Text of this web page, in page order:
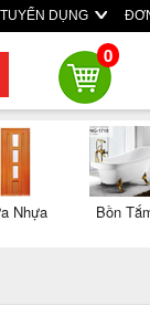
TUYỂN DỤNG
0
Nhựa Bồn